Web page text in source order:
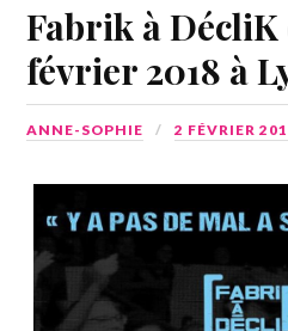
Fabrik à DécliK
février 2018 à
ANNE-SOPHIE 2 FÉVRIER